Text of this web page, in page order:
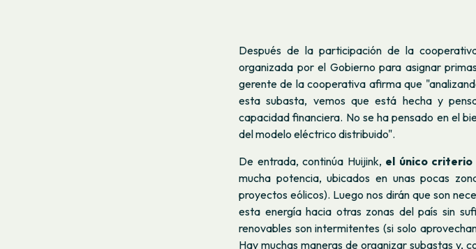
Después de la participación de la
organizada por el Gobierno para asignar
gerente de la cooperativa afirma que
esta subasta, vemos que está hecha y
capacidad financiera. No se ha pensado en el
del modelo eléctrico distribuido".
De entrada, continúa Huijink, el único
mucha potencia, ubicados en unas pocas
proyectos eólicos). Luego nos dirán que son
esta energía hacia otras zonas del país sin
renovables son intermitentes (si solo
Hay muchas maneras de organizar subastas y,